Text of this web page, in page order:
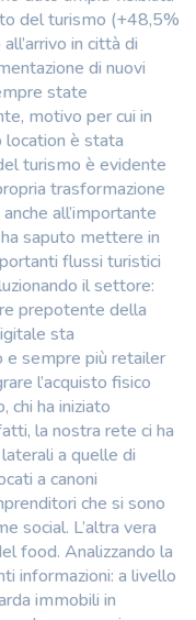
del turismo (+48,5%
in città di
di nuovi
state
motivo per cui in
è stata
turismo è evidente
trasformazione
all’importante
saputo mettere in
flussi turistici
il settore:
prepotente della
sta
e sempre più retailer
l’acquisto fisico
chi ha iniziato
la nostra rete ci ha
a quelle di
a canoni
che si sono
social. L’altra vera
food. Analizzando la
informazioni: a livello
immobili in